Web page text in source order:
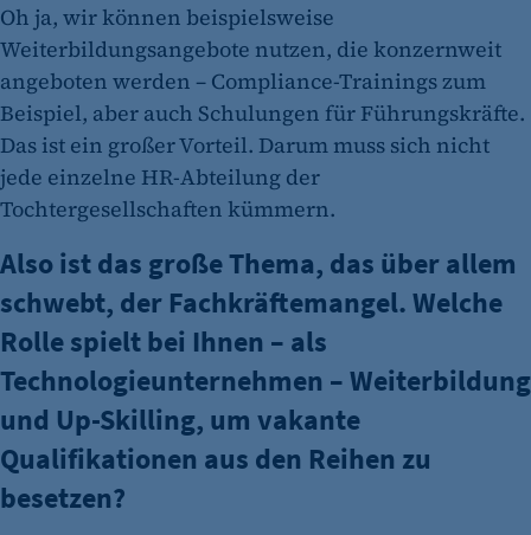
Oh ja, wir können beispielsweise
Weiterbildungsangebote nutzen, die konzernweit
angeboten werden – Compliance-Trainings zum
Beispiel, aber auch Schulungen für Führungskräfte.
Das ist ein großer Vorteil. Darum muss sich nicht
jede einzelne HR-Abteilung der
Tochtergesellschaften kümmern.
Also ist das große Thema, das über allem
schwebt, der Fachkräftemangel. Welche
Rolle spielt bei Ihnen – als
Technologieunternehmen – Weiterbildung
und Up-Skilling, um vakante
Qualifikationen aus den Reihen zu
besetzen?